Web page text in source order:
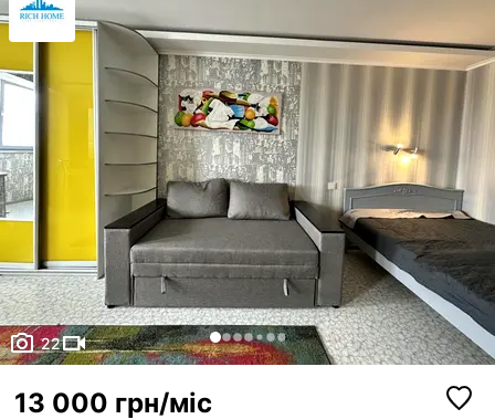
житлового...
22
13 000 грн/міс